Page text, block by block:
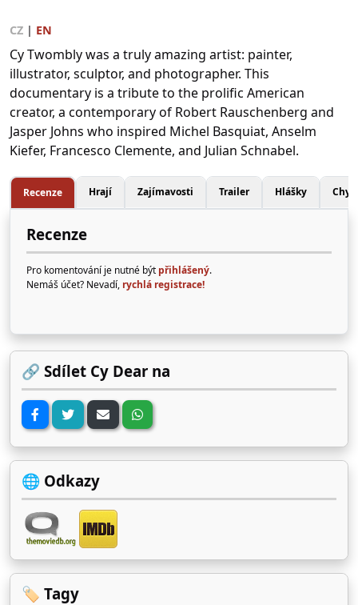
CZ | EN
Cy Twombly was a truly amazing artist: painter,
illustrator, sculptor, and photographer. This
documentary is a tribute to the prolific American
creator, a contemporary of Robert Rauschenberg and
Jasper Johns who inspired Michel Basquiat, Anselm
Kiefer, Francesco Clemente, and Julian Schnabel.
Recenze Hrají Zajímavosti Trailer Hlášky
Recenze
Pro komentování je nutné být přihlášený.
Nemáš účet? Nevadí, rychlá registrace!
🔗 Sdílet Cy Dear na
🌐 Odkazy
🏷️ Tagy